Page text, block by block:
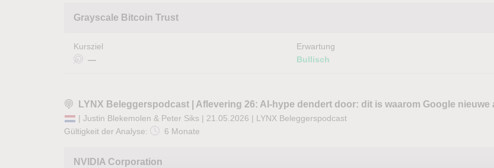
Grayscale Bitcoin Trust
Kursziel
—
Erwartung
Bullisch
LYNX Beleggerspodcast | Aflevering 26: AI-hype dendert door: dit is waarom Google nieuwe
| Justin Blekemolen & Peter Siks | 21.05.2026 | LYNX Beleggerspodcast
Gültigkeit der Analyse:
6 Monate
NVIDIA Corporation